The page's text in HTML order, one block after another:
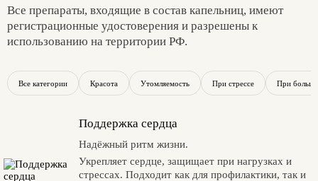
Все препараты, входящие в состав капельниц, имеют
регистрационные удостоверения и разрешены к
использованию на территории РФ.
Все категории Красота Утомляемость При стрессе При
Поддержка сердца
Надёжный ритм жизни.
Укрепляет сердце, защищает при нагрузках и
стрессах. Подходит как для профилактики, так и